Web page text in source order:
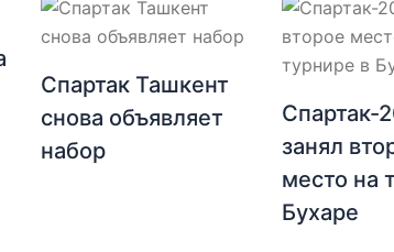
Спартак Ташкент
снова объявляет
набор
Спартак-
занял
место на
Бухаре